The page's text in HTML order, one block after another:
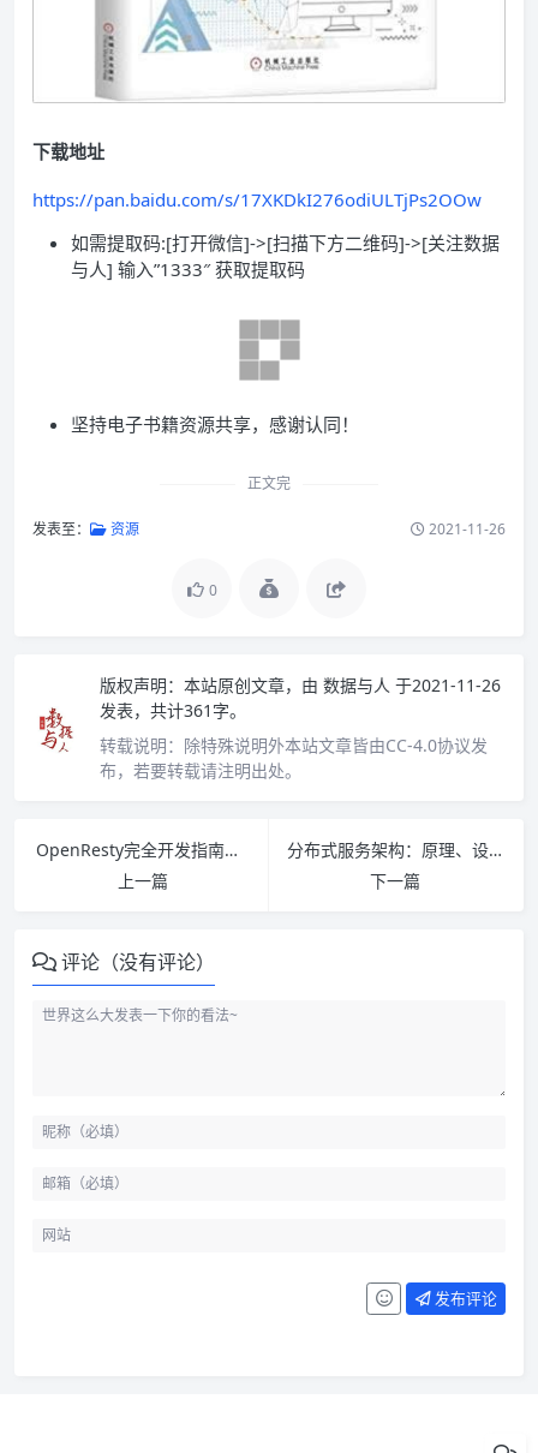
下载地址
https://pan.baidu.com/s/17XKDkI276odiULTjPs2OOw
如需提取码:[打开微信]->[扫描下方二维码]->[关注数据
与人] 输入”1333″ 获取提取码
坚持电子书籍资源共享，感谢认同！
正文完
发表至： 资源 2021-11-26
0
版权声明： 本站原创文章，由 数据与人 于2021-11-26
发表，共计361字。
转载说明： 除特殊说明外本站文章皆由CC-4.0协议发
布，若要转载请注明出处。
OpenResty完全开发指南：构建百万级别并发的Web应用 PDF下载
上一篇
分布式服务架构：原理、设计与实战pdf下载
下一篇
评论（没有评论）
发布评论